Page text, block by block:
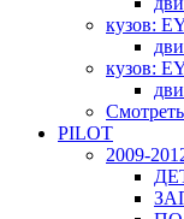
кузов:
кузов:
PILOT
2009-